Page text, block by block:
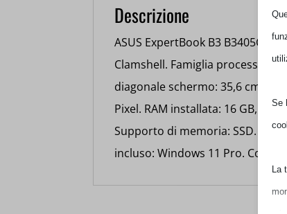
Descrizione
ASUS ExpertBook B3
forma: Clamshell. Famiglia
Dimensioni diagonale schermo:
1920 x 1200 Pixel. RAM
archiviazione: 1 TB, Supporto di
Sistema operativo incluso:
Se
La